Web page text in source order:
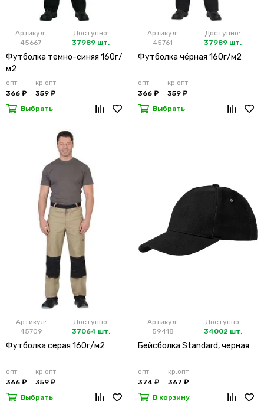
Артикул:
45667
Доступно:
37989 шт.
Футболка темно-синяя 160г/
м2
опт
366 ₽
кр.опт
359 ₽
Выбрать
Артикул:
45761
Доступно:
37989 шт.
Футболка чёрная 160г/м2
опт
366 ₽
кр.опт
359 ₽
Выбрать
Артикул:
45709
Доступно:
37064 шт.
Футболка серая 160г/м2
опт
366 ₽
кр.опт
359 ₽
Выбрать
Артикул:
59418
Доступно:
34002 шт.
Бейсболка Standard, черная
опт
374 ₽
кр.опт
367 ₽
В корзину